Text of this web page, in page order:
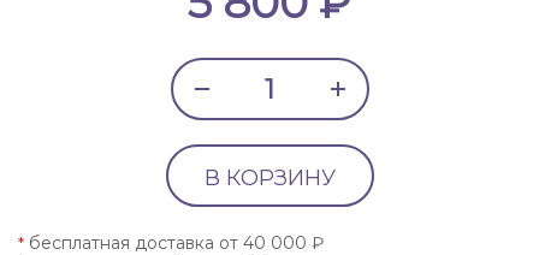
В КОРЗИНУ
* бесплатная доставка от 40 000 ₽